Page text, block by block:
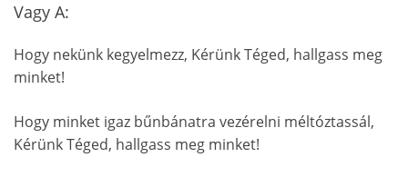
Vagy A:
Hogy nekünk kegyelmezz, Kérünk Téged, hallgass meg
minket!
Hogy minket igaz bűnbánatra vezérelni méltóztassál,
Kérünk Téged, hallgass meg minket!